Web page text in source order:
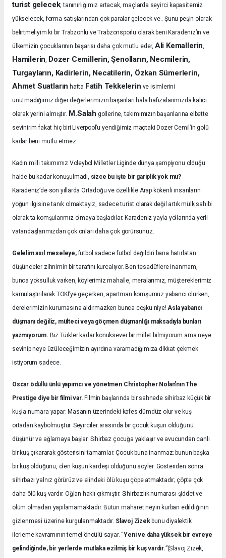
turist gelecek, tanınırlığımız artacak, maçlarda seyirci kapasitemiz
yükselecek, forma satışlarından çok paralar gelecek ve.. Şunu peşin olarak
belirtmeliyim ki bir Trabzonlu ve Trabzonsporlu olarak beni Karadeniz’in ve
ülkemizin çocuklarının başarısı daha çok mutlu eder, Ali Kemallerin,
Hamilerin, Dozer Cemillerin, Şenolların, Necmilerin,
Turgayların, Kadirlerin, Necatilerin, Özkan Sümerlerin,
Ahmet Suatların hatta Fatih Tekkelerin ve isimlerini
unutmadığımız diğer değerlerimizin başarıları hala hafızalarımızda kalıcı
olarak yerini almıştır. M.Salah gollerine, takımımızın başarılarına elbette
sevinirim fakat hiç biri Liverpool’u yendiğimiz maçtaki Dozer Cemil’in golü
kadar beni mutlu etmez.
Kadın milli takımımız Voleybol Milletler Liginde dünya şampiyonu olduğu
halde bu kadar konuşulmadı, sizce bu işte bir gariplik yok mu?
Karadeniz’de son yıllarda Ortadoğu ve özellikle Arap kökenli insanların
yoğun ilgisine tanık olmaktayız, sadece turist olarak değil artık mülk sahibi
olarak ta komşularımız olmaya başladılar. Karadeniz yayla yollarında yerli
vatandaşlarımızdan çok onları daha çok görürsünüz.
Gelelim asıl meseleye,futbol sadece futbol değildiri bana hatırlatan
düşünceler zihnimin bir tarafını kurcalıyor. Ben tesadüflere inanmam,
bunca yoksulluk varken, köylerimiz mahalle, meralarımız, müştereklerimiz
kamulaştırılarak TOKİ’ye geçerken, apartman komşumuz yabancı olurken,
derelerimizin kurumasına aldırmazken bunca coşku niye!Asla yabancı
düşmanı değiliz, mülteci veya göçmen düşmanlığı maksadıyla bunları
yazmıyorum. Biz Türkler kadar konuksever bir millet bilmiyorum ama neye
sevinip neye üzüleceğimizin ayırdına varamadığımıza dikkat çekmek
istiyorum sadece.
Oscar ödüllü ünlü yapımcı ve yönetmen Christopher Nolan’nın The
Prestige diye bir filmi var. Filmin başlarında bir sahnede sihirbaz küçük bir
kuşla numara yapar: Masanın üzerindeki kafes dümdüz olur ve kuş
ortadan kaybolmuştur. Seyirciler arasında bir çocuk kuşun öldüğünü
düşünür ve ağlamaya başlar. Sihirbaz çocuğa yaklaşır ve avucundan canlı
bir kuş çıkararak gösterisini tamamlar. Çocuk buna inanmaz; bunun başka
bir kuş olduğunu, ölen kuşun kardeşi olduğunu söyler. Gösteriden sonra
sihirbazı yalnız görürüz ve elindeki ölü kuşu çöpe atmaktadır; çöpte çok
daha ölü kuş vardır. Oğlan haklı çıkmıştır. Sihirbazlık numarası şiddet ve
ölüm olmadan yapılamamaktadır. Bütün maharet neyin kurban edildiğinin
gizlenmesi üzerine kurgulanmaktadır. Slavoj Zizekbunu diyalektik
ilerleme kavramının temel öncülü sayar. “Yeni ve daha yüksek bir evreye
gelindiğinde, bir yerlerde mutlaka ezilmiş bir kuş vardır.”(Slavoj Zizek,